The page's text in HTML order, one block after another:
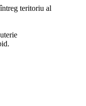
teritoriu al